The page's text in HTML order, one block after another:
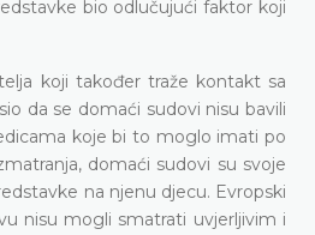
bio odlučujući faktor koji
koji također traže kontakt sa
da se domaći sudovi nisu bavili
koje bi to moglo imati po
domaći sudovi su svoje
na njenu djecu. Evropski
nisu mogli smatrati uvjerljivim i